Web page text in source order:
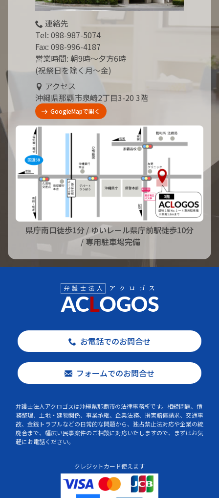
連絡先
Tel: 098-987-5074
Fax: 098-996-4187
営業時間: 朝9時～夕方6時
(祝祭日を除く月～金)
アクセス
沖縄県那覇市泉崎2丁目3-20 3階
GoogleMapで開く
県庁南口徒歩1分/ ゆいレール県庁前駅徒歩10分
/ 専用駐車場完備
お電話でのお問合せ
フォームでのお問合せ
弁護士法人アクロゴスは沖縄県那覇市の法律事務所です。相続問題、債
務整理、土地・建物関係、事業承継、企業法務、損害賠償請求、交通事
故、金銭トラブルなどの日常的な問題から、独占禁止法対応や企業の統
廃合まで、幅広い民事案件のご相談に対応いたしますので、まずはお気
軽にお電話ください。
クレジットカード使えます